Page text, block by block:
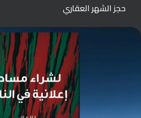
حجز الشهر العقاري